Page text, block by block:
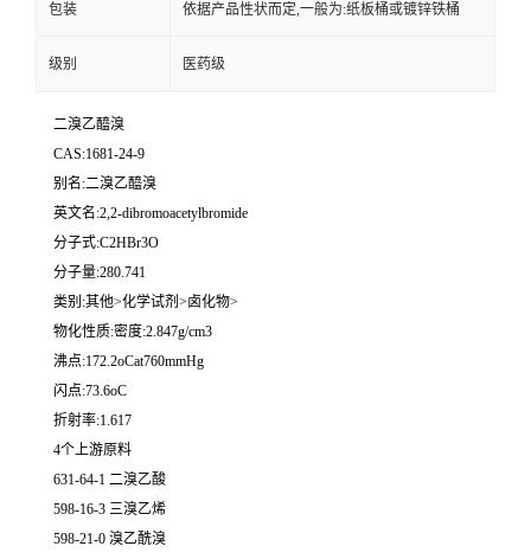
包装 依据产品性状而定,一般为:纸板桶或镀锌铁桶
级别 医药级
二溴乙醯溴
CAS:1681-24-9
别名:二溴乙醯溴
英文名:2,2-dibromoacetylbromide
分子式:C2HBr3O
分子量:280.741
类别:其他>化学试剂>卤化物>
物化性质:密度:2.847g/cm3
沸点:172.2oCat760mmHg
闪点:73.6oC
折射率:1.617
4个上游原料
631-64-1 二溴乙酸
598-16-3 三溴乙烯
598-21-0 溴乙酰溴